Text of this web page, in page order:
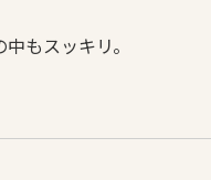
もスッキリ。